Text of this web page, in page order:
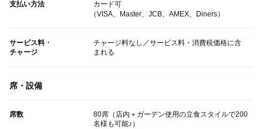
支払い方法
カード可
（VISA、Master、JCB、AMEX、Diners）
サービス料・
チャージ
チャージ料なし／サービス料・消費税価格に含
まれる
席・設備
席数
80席（店内＋ガーデン使用の立食スタイルで200
名様も可能♪）